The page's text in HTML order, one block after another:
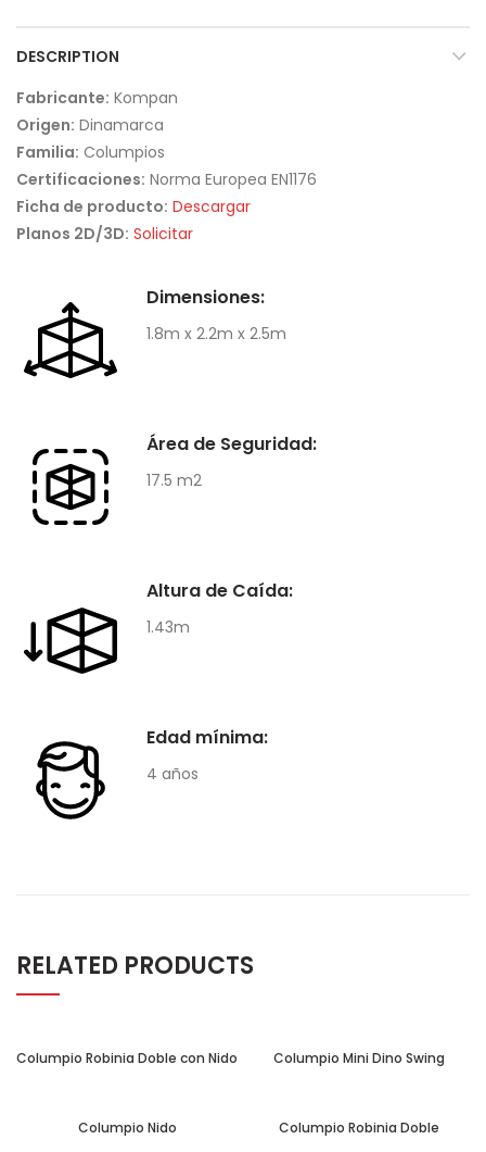
DESCRIPTION
Fabricante: Kompan
Origen: Dinamarca
Familia: Columpios
Certificaciones: Norma Europea EN1176
Ficha de producto: Descargar
Planos 2D/3D: Solicitar
Dimensiones:
1.8m x 2.2m x 2.5m
Área de Seguridad:
17.5 m2
Altura de Caída:
1.43m
Edad mínima:
4 años
RELATED PRODUCTS
Columpio Robinia Doble con Nido Columpio Mini Dino Swing
Columpio Nido Columpio Robinia Doble